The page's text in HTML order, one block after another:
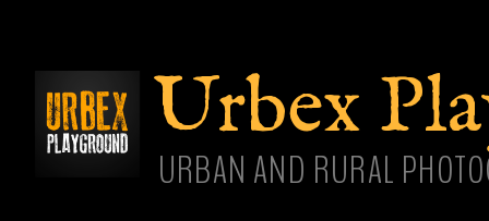
Urbex
URBAN AND RURAL